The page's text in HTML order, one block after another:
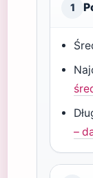
1
–